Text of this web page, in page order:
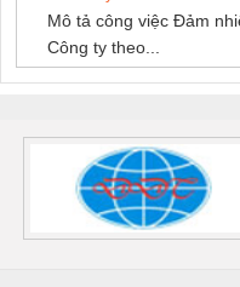
Mô tả công việc Đảm
Công ty theo...